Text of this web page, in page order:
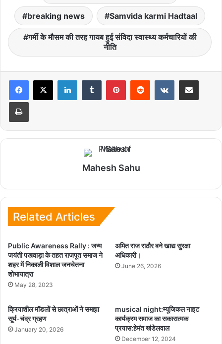
breaking news Samvida karmi Hadtaal
गर्मी के मौसम की तरह गायब हुई संविदा स्वास्थ्य कर्मचारियों की
नीति
Mahesh Sahu
Related Articles
Public Awareness Rally : जन्म
जयंती पखवाड़ा के तहत राजपूत समाज ने
शहर में निकाली विशाल जनचेतना
शोभायात्रा
May 28, 2023
अमित राज राठौर बने खाद्य सुरक्षा
अधिकारी।
June 26, 2026
क्रियाशील मॉडलों से छात्राओं ने समझा
सूर्य-चंद्र ग्रहण
January 20, 2026
musical night:म्यूजिकल नाइट
कार्यक्रम समाज का सकारात्मक
प्रयास:हेमंत खंडेलवाल
December 12, 2024